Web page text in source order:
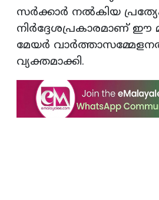
സർക്കാർ നൽകിയ
നിർദ്ദേശപ്രകാരമാണ് ഈ
മേയർ
വ്യക്തമാക്കി.